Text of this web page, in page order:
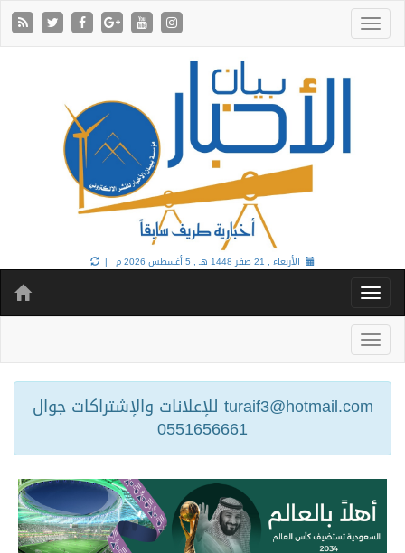
الأربعاء , 21 صفر 1448 هـ , 5 أغسطس 2026 م |
turaif3@hotmail.com للإعلانات والإشتراكات جوال
0551656661